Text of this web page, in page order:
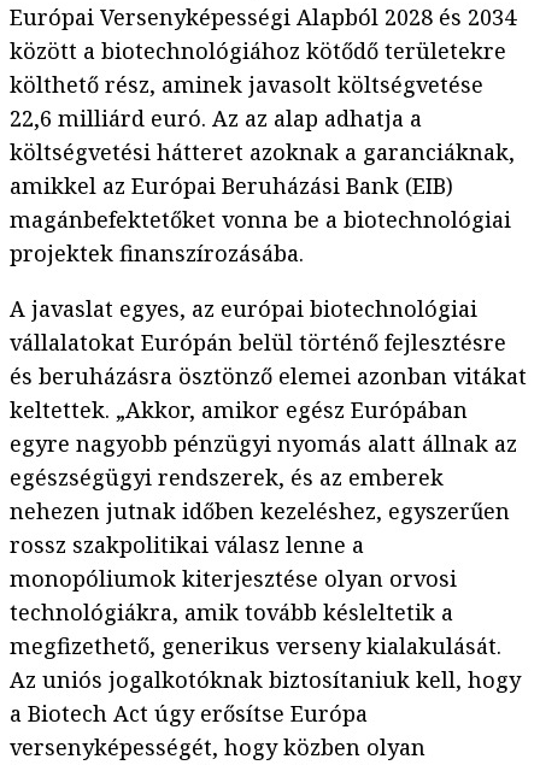
Európai Versenyképességi Alapból 2028 és 2034
között a biotechnológiához kötődő területekre
költhető rész, aminek javasolt költségvetése
22,6 milliárd euró. Az az alap adhatja a
költségvetési hátteret azoknak a garanciáknak,
amikkel az Európai Beruházási Bank (EIB)
magánbefektetőket vonna be a biotechnológiai
projektek finanszírozásába.
A javaslat egyes, az európai biotechnológiai
vállalatokat Európán belül történő fejlesztésre
és beruházásra ösztönző elemei azonban vitákat
keltettek. „Akkor, amikor egész Európában
egyre nagyobb pénzügyi nyomás alatt állnak az
egészségügyi rendszerek, és az emberek
nehezen jutnak időben kezeléshez, egyszerűen
rossz szakpolitikai válasz lenne a
monopóliumok kiterjesztése olyan orvosi
technológiákra, amik tovább késleltetik a
megfizethető, generikus verseny kialakulását.
Az uniós jogalkotóknak biztosítaniuk kell, hogy
a Biotech Act úgy erősítse Európa
versenyképességét, hogy közben olyan